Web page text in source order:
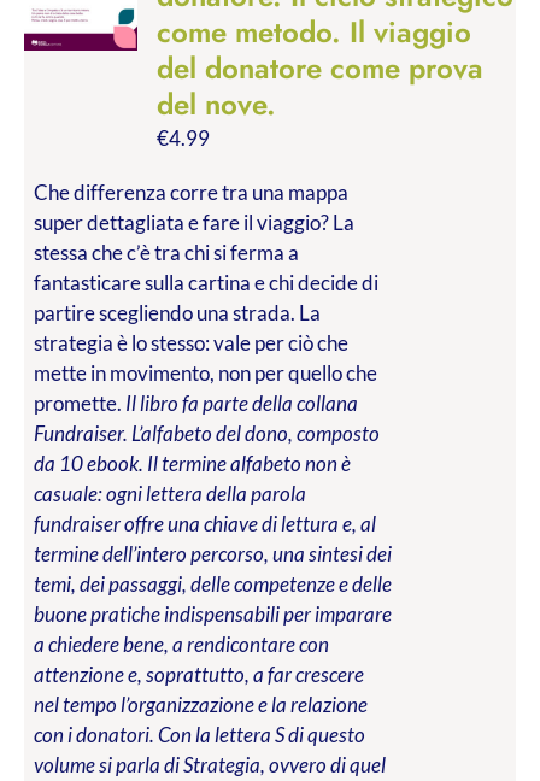
come metodo. Il viaggio
del donatore come prova
del nove.
€4.99
Che differenza corre tra una mappa
super dettagliata e fare il viaggio? La
stessa che c’è tra chi si ferma a
fantasticare sulla cartina e chi decide di
partire scegliendo una strada. La
strategia è lo stesso: vale per ciò che
mette in movimento, non per quello che
promette. Il libro fa parte della collana
Fundraiser. L’alfabeto del dono, composto
da 10 ebook. Il termine alfabeto non è
casuale: ogni lettera della parola
fundraiser offre una chiave di lettura e, al
termine dell’intero percorso, una sintesi dei
temi, dei passaggi, delle competenze e delle
buone pratiche indispensabili per imparare
a chiedere bene, a rendicontare con
attenzione e, soprattutto, a far crescere
nel tempo l’organizzazione e la relazione
con i donatori. Con la lettera S di questo
volume si parla di Strategia, ovvero di quel